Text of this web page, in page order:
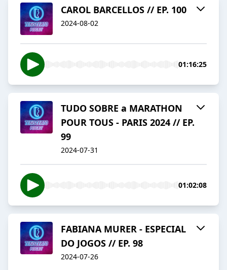
CAROL BARCELLOS // EP. 100
2024-08-02
01:16:25
TUDO SOBRE a MARATHON
POUR TOUS - PARIS 2024 // EP.
99
2024-07-31
01:02:08
FABIANA MURER - ESPECIAL
DO JOGOS // EP. 98
2024-07-26